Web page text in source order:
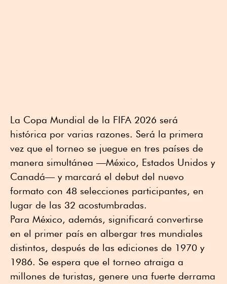
La Copa Mundial de la FIFA 2026 será
histórica por varias razones. Será la primera
vez que el torneo se juegue en tres países de
manera simultánea —México, Estados Unidos y
Canadá— y marcará el debut del nuevo
formato con 48 selecciones participantes, en
lugar de las 32 acostumbradas.
Para México, además, significará convertirse
en el primer país en albergar tres mundiales
distintos, después de las ediciones de 1970 y
1986. Se espera que el torneo atraiga a
millones de turistas, genere una fuerte derrama